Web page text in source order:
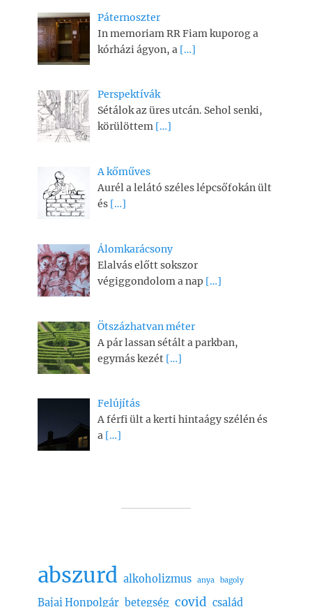
Páternoszter
In memoriam RR Fiam kuporog a
kórházi ágyon, a […]
Perspektívák
Sétálok az üres utcán. Sehol senki,
körülöttem […]
A kőműves
Aurél a lelátó széles lépcsőfokán ült
és […]
Álomkarácsony
Elalvás előtt sokszor
végiggondolom a nap […]
Ötszázhatvan méter
A pár lassan sétált a parkban,
egymás kezét […]
Felújítás
A férfi ült a kerti hintaágy szélén és
a […]
abszurd alkoholizmus anya bagoly
Bajai Honpolgár betegség covid család